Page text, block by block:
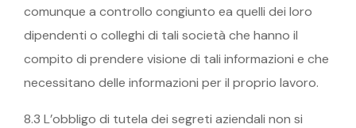
comunque a controllo congiunto ea quelli dei loro
dipendenti o colleghi di tali società che hanno il
compito di prendere visione di tali informazioni e che
necessitano delle informazioni per il proprio lavoro.
8.3 L’obbligo di tutela dei segreti aziendali non si